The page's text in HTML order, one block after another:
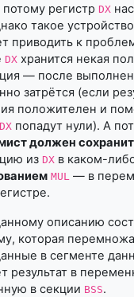
регистр DX
такое
приводить к
DX хранится некая
— после
затрётся (если
положителен и
DX попадут нули). А
должен
из DX в каком-
MUL — в
описанию
которая
в сегменте
результат в
в секции BSS.